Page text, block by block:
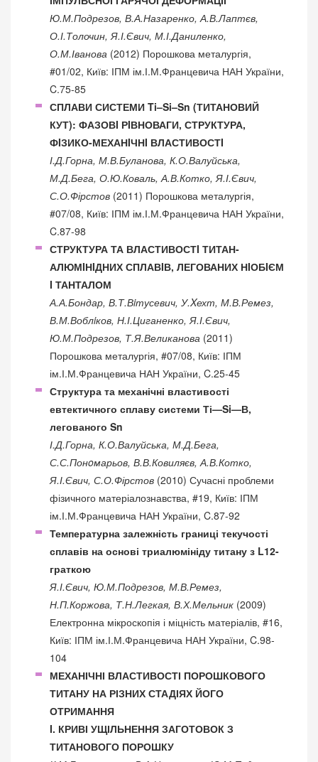
Ю.М.Подрезов, В.А.Назаренко, А.В.Лаптєв,
О.І.Толочин, Я.І.Євич, М.І.Даниленко,
О.М.Іванова (2012) Порошкова металургія,
#01/02, Київ: ІПМ ім.І.М.Францевича НАН України,
C.75-85
СПЛАВИ СИСТЕМИ Ti–Si–Sn (ТИТАНОВИЙ
КУТ): ФАЗОВI РIВНОВАГИ, СТРУКТУРА,
ФIЗИКО-МЕХАНIЧНI ВЛАСТИВОСТI
І.Д.Горна, М.В.Буланова, К.О.Валуйська,
М.Д.Бега, О.Ю.Коваль, А.В.Котко, Я.І.Євич,
С.О.Фірстов (2011) Порошкова металургія,
#07/08, Київ: ІПМ ім.І.М.Францевича НАН України,
C.87-98
СТРУКТУРА ТА ВЛАСТИВОСТI ТИТАН-
АЛЮМIНIДНИХ СПЛАВIВ, ЛЕГОВАНИХ НIОБIЄМ
I ТАНТАЛОМ
А.А.Бондар, В.Т.Вiтусевич, У.Xехт, М.В.Ремез,
В.М.Воблiков, Н.І.Циганенко, Я.І.Євич,
Ю.М.Подрезов, Т.Я.Великанова (2011)
Порошкова металургія, #07/08, Київ: ІПМ
ім.І.М.Францевича НАН України, C.25-45
Структура та механічні властивості
евтектичного сплаву системи Ті—Si—В,
легованого Sn
І.Д.Горна, К.О.Валуйська, М.Д.Бега,
С.С.Понoмарьов, В.В.Ковиляєв, А.В.Котко,
Я.І.Євич, С.О.Фірстов (2010) Сучасні проблеми
фізичного матеріалознавства, #19, Київ: ІПМ
ім.І.М.Францевича НАН України, C.87-92
Температурна залежність границі текучості
сплавів на основі триалюмініду титану з L12-
граткою
Я.І.Євич, Ю.М.Подрезов, М.В.Ремез,
Н.П.Коржова, Т.Н.Легкая, В.Х.Мельник (2009)
Електронна мікроскопія і міцність матеріалів, #16,
Київ: ІПМ ім.І.М.Францевича НАН України, C.98-
104
МЕХАНІЧНІ ВЛАСТИВОСТІ ПОРОШКОВОГО
ТИТАНУ НА РІЗНИХ СТАДІЯХ ЙОГО
ОТРИМАННЯ
I. КРИВІ УЩІЛЬНЕННЯ ЗАГОТОВОК З
ТИТАНОВОГО ПОРОШКУ